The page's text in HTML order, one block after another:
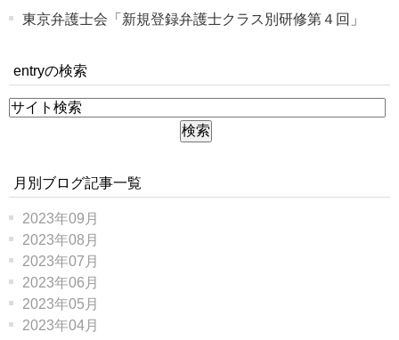
東京弁護士会「新規登録弁護士クラス別研修第４回」
entryの検索
月別ブログ記事一覧
2023年09月
2023年08月
2023年07月
2023年06月
2023年05月
2023年04月